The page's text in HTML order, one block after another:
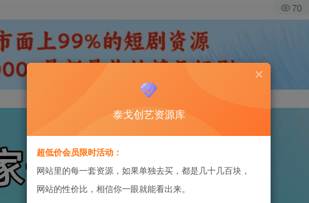
70
泰戈创艺资源库
超低价会员限时活动：
网站里的每一套资源，如果单独去买，都是几十几百块，
网站的性价比，相信你一眼就能看出来。